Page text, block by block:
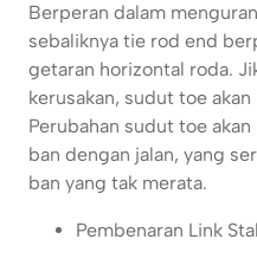
Berperan dalam
sebaliknya tie rod end
getaran horizontal roda.
kerusakan, sudut toe
Perubahan sudut toe
ban dengan jalan, yang
ban yang tak merata.
Pembenaran Link